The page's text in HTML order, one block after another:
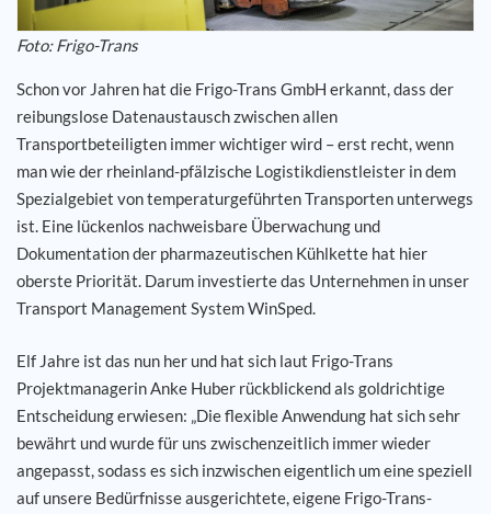
Foto: Frigo-Trans
Schon vor Jahren hat die Frigo-Trans GmbH erkannt, dass der
reibungslose Datenaustausch zwischen allen
Transportbeteiligten immer wichtiger wird – erst recht, wenn
man wie der rheinland-pfälzische Logistikdienstleister in dem
Spezialgebiet von temperaturgeführten Transporten unterwegs
ist. Eine lückenlos nachweisbare Überwachung und
Dokumentation der pharmazeutischen Kühlkette hat hier
oberste Priorität. Darum investierte das Unternehmen in unser
Transport Management System WinSped.
Elf Jahre ist das nun her und hat sich laut Frigo-Trans
Projektmanagerin Anke Huber rückblickend als goldrichtige
Entscheidung erwiesen: „Die flexible Anwendung hat sich sehr
bewährt und wurde für uns zwischenzeitlich immer wieder
angepasst, sodass es sich inzwischen eigentlich um eine speziell
auf unsere Bedürfnisse ausgerichtete, eigene Frigo-Trans-